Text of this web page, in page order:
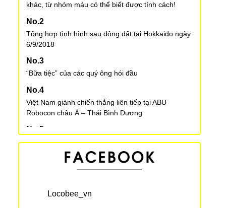
khác, từ nhóm máu có thể biết được tính cách!
Tổng hợp tình hình sau động đất tại Hokkaido ngày
6/9/2018
“Bữa tiệc” của các quý ông hói đầu
Việt Nam giành chiến thắng liên tiếp tại ABU
Robocon châu Á – Thái Bình Dương
Một số lưu ý khi nuôi thú cưng tại Nhật Bản
Làm mì ramen đơn giản tại nhà
Bãi đậu xe nổi trên biển hiếm thấy trên thế giới
Locobee_vn